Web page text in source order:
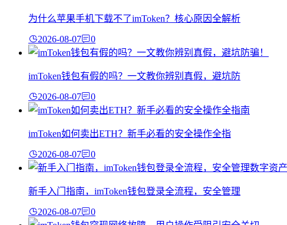
为什么苹果手机下载不了imToken？核心原因全解析
2026-08-07 0
imToken钱包有假的吗？一文教你辨别真假，避坑防
2026-08-07 0
imToken如何卖出ETH？新手必看的安全操作全指
2026-08-07 0
新手入门指南，imToken钱包登录全流程，安全管理
2026-08-07 0